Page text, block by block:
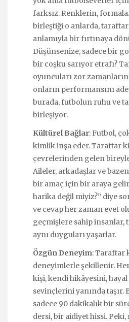
farksız. Renklerin,
birleştiği o anlarda,
anlamıyla bir fırtınaya
Düşünsenize, sadece bir
bir coşku sarıyor etrafı?
oyuncuları zor
onların performansını
burada, futbolun ruhu ve
birleşiyor.
Kültürel Bağlar: Futbol,
kimlik inşa eder. Taraftar
çevrelerinden gelen
Aileler, arkadaşlar ve
bir amaç için bir araya
harika değil miyiz?” diye
ve cevap her zaman evet
geçmişlere sahip insanlar,
aynı duyguları yaşarlar.
Özgün Deneyim: Taraftar
deneyimlerle şekillenir.
kişi, kendi hikâyesini, hayal
sevinçlerini yanında taşır.
sadece 90 dakikalık bir
dersi, bir aidiyet hissi.